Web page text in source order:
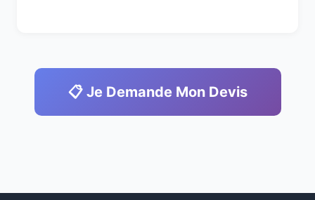
📋 Je Demande Mon Devis